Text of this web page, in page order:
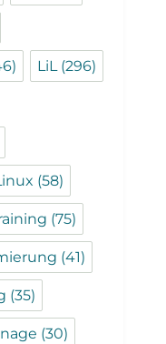
LiL(296)
(58)
(75)
(41)
(35)
(30)